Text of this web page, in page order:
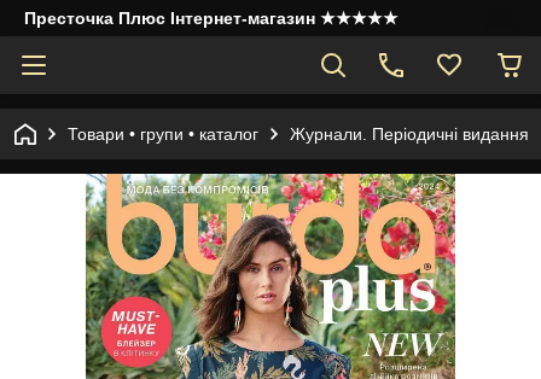
Престочка Плюс Інтернет-магазин ★★★★★
Товари • групи • каталог Журнали. Періодичні видання